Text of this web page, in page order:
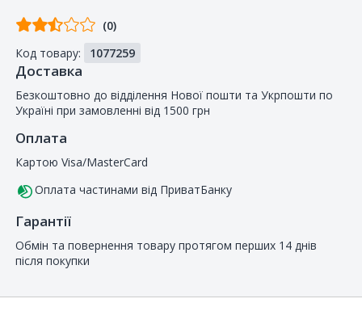
Відгуків
покупців
(0)
Код товару:
1077259
Доставка
Безкоштовно до відділення Нової пошти та Укрпошти по
Україні при замовленні від 1500 грн
Оплата
Картою Visa/MasterCard
Оплата частинами від ПриватБанку
Гарантії
Обмін та повернення товару протягом перших 14 днів
після покупки